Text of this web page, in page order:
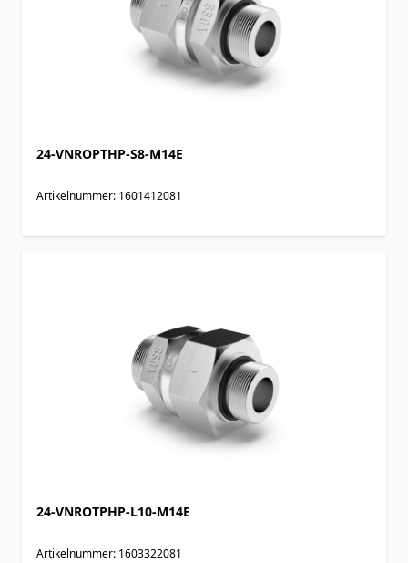
24-VNROPTHP-S8-M14E
Artikelnummer: 1601412081
24-VNROTPHP-L10-M14E
Artikelnummer: 1603322081